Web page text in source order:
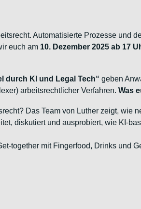
Automatisierte Prozesse und
euch am 10. Dezember 2025 ab 17
durch KI und Legal Tech“ geben
arbeitsrechtlicher Verfahren. Was
Das Team von Luther zeigt, wie
diskutiert und ausprobiert, wie KI-
together mit Fingerfood, Drinks und